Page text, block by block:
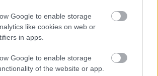
Google to enable storage
like cookies on web or
in apps.
Google to enable storage
of the website or app.
a legnagyobb ember által